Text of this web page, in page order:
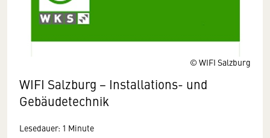
© WIFI Salzburg
WIFI Salzburg − Installations- und
Gebäudetechnik
Lesedauer: 1 Minute